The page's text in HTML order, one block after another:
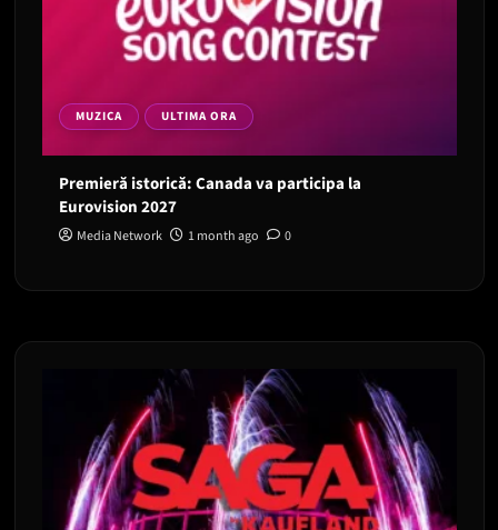
MUZICA ULTIMA ORA
Premieră istorică: Canada va participa la
Eurovision 2027
Media Network 1 month ago 0